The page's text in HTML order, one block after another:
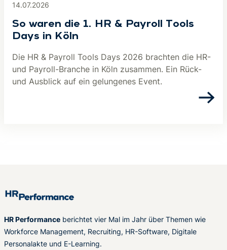
14.07.2026
So waren die 1. HR & Payroll Tools
Days in Köln
Die HR & Payroll Tools Days 2026 brachten die HR-
und Payroll-Branche in Köln zusammen. Ein Rück-
und Ausblick auf ein gelungenes Event.
HR Performance berichtet vier Mal im Jahr über Themen wie
Workforce Management, Recruiting, HR-Software, Digitale
Personalakte und E-Learning.